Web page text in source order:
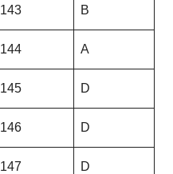
143 B
144 A
145 D
146 D
147 D